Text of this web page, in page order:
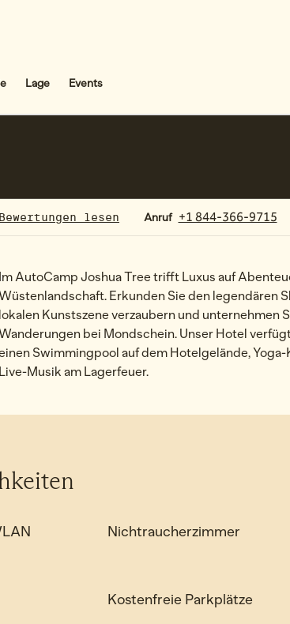
Lage Events
Bewertungen lesen Anruf
Telefon+1 844-366-9715
Im AutoCamp Joshua Tree trifft Luxus auf
Erkunden Sie den legendären
lokalen Kunstszene verzaubern und unternehmen
bei Mondschein. Unser Hotel
Swimmingpool auf dem Hotelgelände,
Live-Musik am Lagerfeuer.
Nichtraucher­zimmer
Kostenfreie Parkplätze